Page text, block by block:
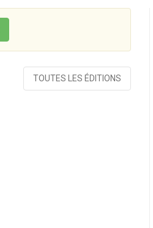
TOUTES LES ÉDITIONS